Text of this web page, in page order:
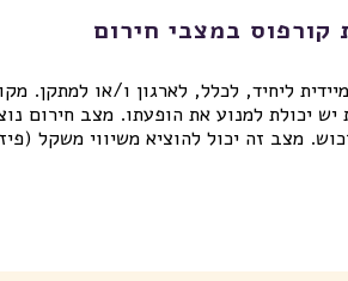
במצבי חירום
ליחיד, לכלל, לארגון ו/או למתקן.
יכולת למנוע את הופעתו. מצב חירום
מצב זה יכול להוציא משיווי משקל